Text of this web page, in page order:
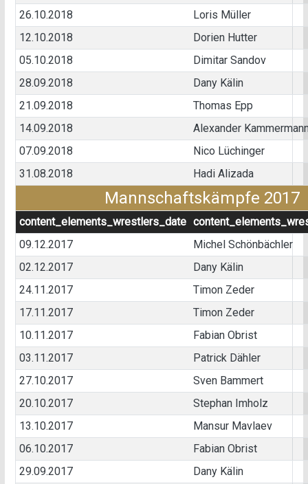
26.10.2018
Loris Müller
12.10.2018
Dorien Hutter
05.10.2018
Dimitar Sandov
28.09.2018
Dany Kälin
21.09.2018
Thomas Epp
14.09.2018
Alexander
07.09.2018
Nico Lüchinger
31.08.2018
Hadi Alizada
Mannschaftskämpfe 2017
content_elements_wrestlers_date
09.12.2017
Michel Schönbächler
02.12.2017
Dany Kälin
24.11.2017
Timon Zeder
17.11.2017
Timon Zeder
10.11.2017
Fabian Obrist
03.11.2017
Patrick Dähler
27.10.2017
Sven Bammert
20.10.2017
Stephan Imholz
13.10.2017
Mansur Mavlaev
06.10.2017
Fabian Obrist
29.09.2017
Dany Kälin